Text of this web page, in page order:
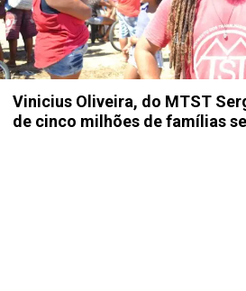
Vinicius Oliveira, do MTST
de cinco milhões de famílias